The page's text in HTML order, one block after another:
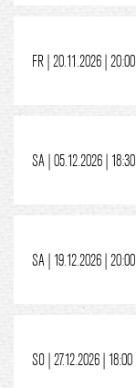
FR | 20.11.2026 | 20:00
SA | 05.12.2026 | 18:30
SA | 19.12.2026 | 20:00
SO | 27.12.2026 | 18:00